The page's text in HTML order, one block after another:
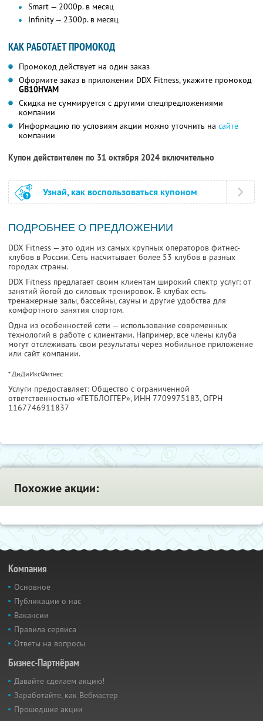
Smart — 2000р. в месяц
Infinity — 2300р. в месяц
КАК РАБОТАЕТ ПРОМОКОД
Промокод действует на один заказ
Оформите заказ в приложении DDX Fitness, укажите промокод
GB10HVAM
Скидка не суммируется с другими спецпредложениями
компании
Информацию по условиям акции можно уточнить на сайте
компании
Купон действителен по 31 октября 2024 включительно
Узнай, как воспользоваться купоном
ПОДРОБНЕЕ О ПРЕДЛОЖЕНИИ
DDX Fitness — это один из самых крупных операторов фитнес-
клубов в России. Сеть насчитывает более 53 клубов в разных
городах страны.
DDX Fitness предлагает своим клиентам широкий спектр услуг: от
занятий йогой до силовых тренировок. В клубах есть
тренажерные залы, бассейны, сауны и другие удобства для
комфортного занятия спортом.
Одна из особенностей сети — использование современных
технологий в работе с клиентами. Например, все члены клуба
могут отслеживать свои результаты через мобильное приложение
или сайт компании.
* ДиДиИксФитнес
Услуги предоставляет: Общество с ограниченной
ответственностью «ГЕТБЛОГГЕР», ИНН 7709975183, ОГРН
1167746911837
Похожие акции:
Компания
Основное
Публикации о нас
Вакансии
Правила сервиса
Ответы на вопросы
Бизнес-Партнёрам
Давайте сделаем акцию!
Заработайте, как Вебмастер
Прошедшие акции